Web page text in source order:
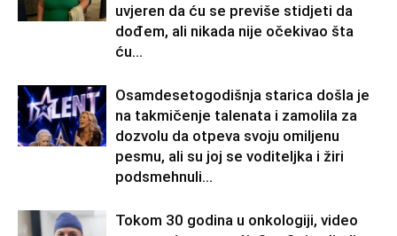
uvjeren da ću se previše stidjeti da
dođem, ali nikada nije očekivao šta
ću...
Osamdesetogodišnja starica došla je
na takmičenje talenata i zamolila za
dozvolu da otpeva svoju omiljenu
pesmu, ali su joj se voditeljka i žiri
podsmehnuli...
Tokom 30 godina u onkologiji, video